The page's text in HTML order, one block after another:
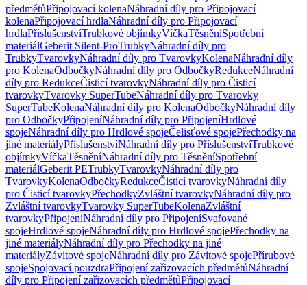
předmětůPřipojovací kolenaNáhradní díly pro Připojovací
kolenaPřipojovací hrdlaNáhradní díly pro Připojovací
hrdlaPříslušenstvíTrubkové objímkyVíčkaTěsněníSpotřební
materiálGeberit Silent-ProTrubkyNáhradní díly pro
TrubkyTvarovkyNáhradní díly pro TvarovkyKolenaNáhradní díly
pro KolenaOdbočkyNáhradní díly pro OdbočkyRedukceNáhradní
díly pro RedukceČisticí tvarovkyNáhradní díly pro Čisticí
tvarovkyTvarovky SuperTubeNáhradní díly pro Tvarovky
SuperTubeKolenaNáhradní díly pro KolenaOdbočkyNáhradní díly
pro OdbočkyPřipojeníNáhradní díly pro PřipojeníHrdlové
spojeNáhradní díly pro Hrdlové spojeČelisťové spojePřechodky na
jiné materiályPříslušenstvíNáhradní díly pro PříslušenstvíTrubkové
objímkyVíčkaTěsněníNáhradní díly pro TěsněníSpotřební
materiálGeberit PETrubkyTvarovkyNáhradní díly pro
TvarovkyKolenaOdbočkyRedukceČisticí tvarovkyNáhradní díly
pro Čisticí tvarovkyPřechodkyZvláštní tvarovkyNáhradní díly pro
Zvláštní tvarovkyTvarovky SuperTubeKolenaZvláštní
tvarovkyPřipojeníNáhradní díly pro PřipojeníSvařované
spojeHrdlové spojeNáhradní díly pro Hrdlové spojePřechodky na
jiné materiályNáhradní díly pro Přechodky na jiné
materiályZávitové spojeNáhradní díly pro Závitové spojePřírubové
spojeSpojovací pouzdraPřipojení zařizovacích předmětůNáhradní
díly pro Připojení zařizovacích předmětůPřipojovací